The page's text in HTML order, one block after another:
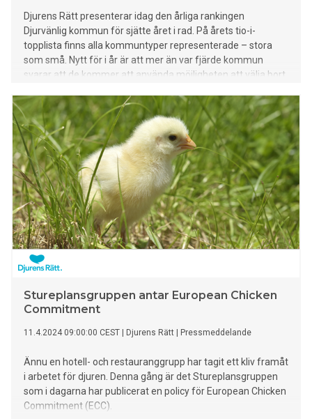
Djurens Rätt presenterar idag den årliga rankingen
Djurvänlig kommun för sjätte året i rad. På årets tio-i-
topplista finns alla kommuntyper representerade – stora
som små. Nytt för i år är att mer än var fjärde kommun
svarar att de kommer att använda möjligheten att välja bort
hamnar högst upp på listan och utses därmed som vinnare i
årets ranking.
Stureplansgruppen antar European Chicken
Commitment
11.4.2024 09:00:00 CEST Djurens Rätt Pressmeddelande
Ännu en hotell- och restauranggrupp har tagit ett kliv framåt
i arbetet för djuren. Denna gång är det Stureplansgruppen
som i dagarna har publicerat en policy för European Chicken
Commitment (ECC).